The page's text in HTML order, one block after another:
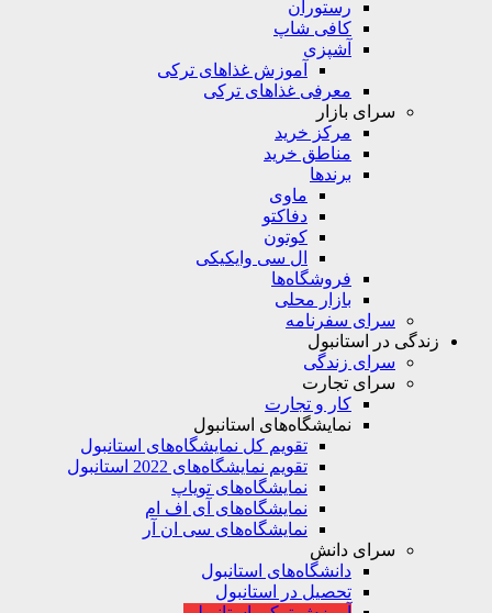
رستوران
کافی شاپ
آشپزی
آموزش غذاهای ترکی
معرفی غذاهای ترکی
سرای بازار
مرکز خرید
مناطق خرید
برندها
ماوی
دفاکتو
کوتون
ال سی وایکیکی
فروشگاه‌ها
بازار محلی
سرای سفرنامه
زندگی در استانبول
سرای زندگی
سرای تجارت
کار و تجارت
نمایشگاه‌های استانبول
تقویم کل نمایشگاه‌های استانبول
تقویم نمایشگاه‌های 2022 استانبول
نمایشگاه‌های تویاپ
نمایشگاه‌های آی اف ام
نمایشگاه‌های سی ان آر
سرای دانش
دانشگاه‌های استانبول
تحصیل در استانبول